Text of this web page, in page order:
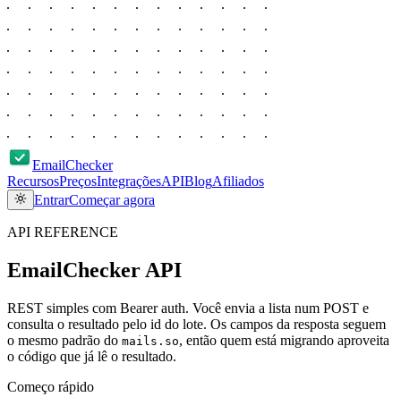
EmailChecker
RecursosPreçosIntegraçõesAPIBlogAfiliados
EntrarComeçar agora
API REFERENCE
EmailChecker API
REST simples com Bearer auth. Você envia a lista num POST e
consulta o resultado pelo id do lote. Os campos da resposta seguem
o mesmo padrão do mails.so, então quem está migrando aproveita
o código que já lê o resultado.
Começo rápido